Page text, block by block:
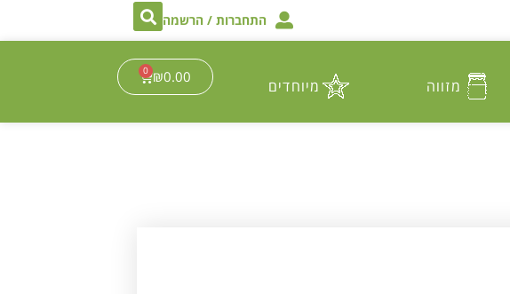
התחברות / הרשמה
מזווה מיוחדים ₪0.00
0